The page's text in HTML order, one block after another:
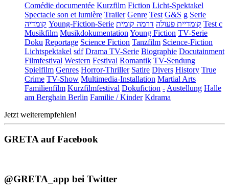
Comédie documentée Kurzfilm Fiction Licht-Spektakel
Spectacle son et lumière Trailer Genre Test G&S g Serie
קומדיה Young-Fiction-Serie קומדיית פעולה דרמה קומית
Test c
Musikfilm Musikdokumentation Young Fiction TV-Serie
Doku Reportage Science Fiction Tanzfilm Science-Fiction
Lichtspektakel sdf Drama TV-Serie Biographie Docutainment
Filmfestival Western Festival Romantik TV-Sendung
Spielfilm Genres Horror-Thriller Satire Divers History True
Crime TV-Show Multimedia-Installation Martial Arts
Familienfilm Kurzfilmfestival Dokufiction - Austellung Halle
am Berghain Berlin Familie / Kinder Kdrama
Jetzt weiterempfehlen!
GRETA auf Facebook
@GRETA_app bei Twitter